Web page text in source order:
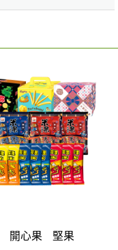
開心果 堅果